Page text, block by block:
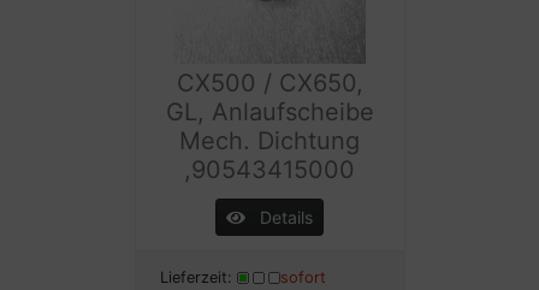
CX500 / CX650,
GL, Anlaufscheibe
Mech. Dichtung
,90543415000
Details
Lieferzeit: sofort